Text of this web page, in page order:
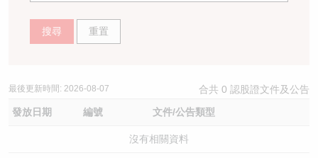
搜尋 重置
最後更新時間: 2026-08-07 合共 0 認股證文件及公告
發放日期
編號 文件/公告類型
沒有相關資料
牛熊證文件及公告 (瑞信)
收市競價變化